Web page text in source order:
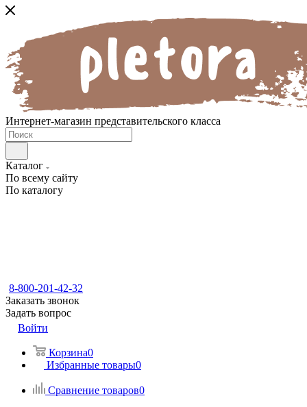
Интернет-магазин представительского класса
Каталог
По всему сайту
По каталогу
8-800-201-42-32
Заказать звонок
Задать вопрос
Войти
Корзина0
Избранные товары0
Сравнение товаров0